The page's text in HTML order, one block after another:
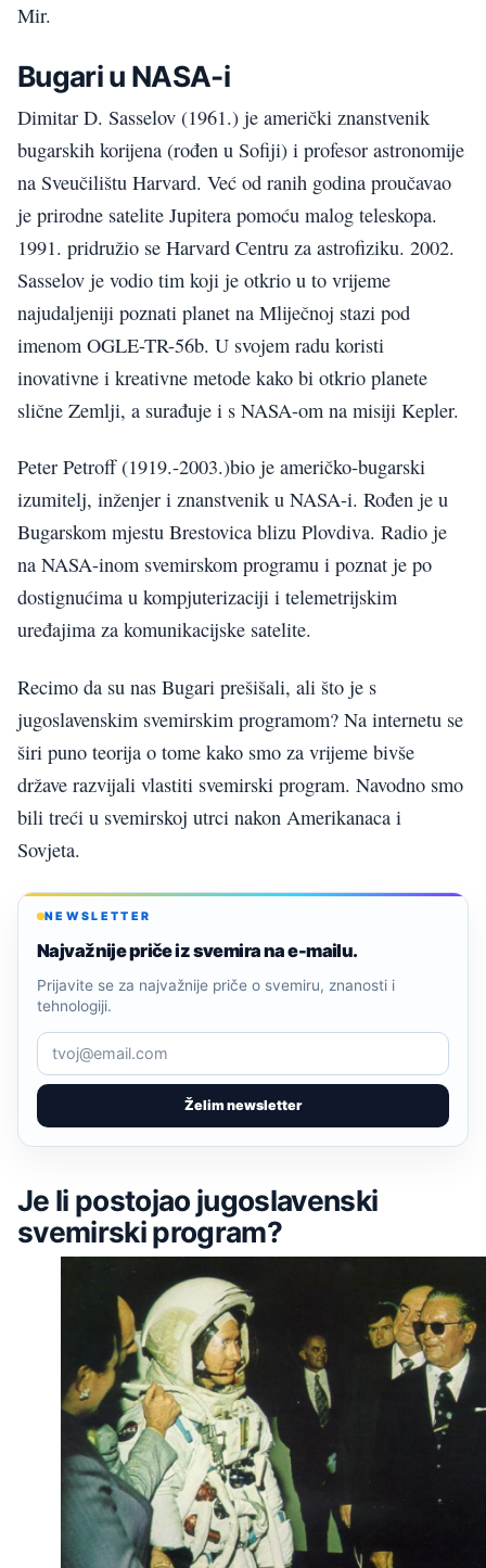
Mir.
Bugari u NASA-i
Dimitar D. Sasselov (1961.) je američki znanstvenik
bugarskih korijena (rođen u Sofiji) i profesor astronomije
na Sveučilištu Harvard. Već od ranih godina proučavao
je prirodne satelite Jupitera pomoću malog teleskopa.
1991. pridružio se Harvard Centru za astrofiziku. 2002.
Sasselov je vodio tim koji je otkrio u to vrijeme
najudaljeniji poznati planet na Mliječnoj stazi pod
imenom OGLE-TR-56b. U svojem radu koristi
inovativne i kreativne metode kako bi otkrio planete
slične Zemlji, a surađuje i s NASA-om na misiji Kepler.
Peter Petroff (1919.-2003.)bio je američko-bugarski
izumitelj, inženjer i znanstvenik u NASA-i. Rođen je u
Bugarskom mjestu Brestovica blizu Plovdiva. Radio je
na NASA-inom svemirskom programu i poznat je po
dostignućima u kompjuterizaciji i telemetrijskim
uređajima za komunikacijske satelite.
Recimo da su nas Bugari prešišali, ali što je s
jugoslavenskim svemirskim programom? Na internetu se
širi puno teorija o tome kako smo za vrijeme bivše
države razvijali vlastiti svemirski program. Navodno smo
bili treći u svemirskoj utrci nakon Amerikanaca i
Sovjeta.
NEWSLETTER
Najvažnije priče iz svemira na e-mailu.
Želim newsletter
Prijavite se za najvažnije priče o svemiru, znanosti i
tehnologiji.
Je li postojao jugoslavenski
svemirski program?